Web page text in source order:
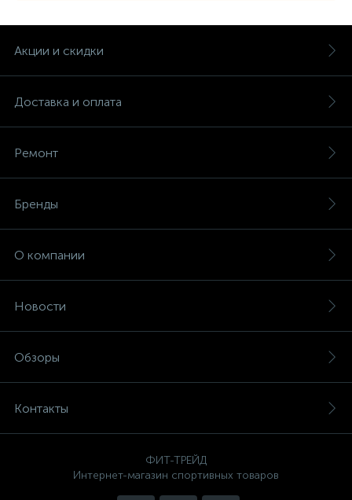
Акции и скидки
Доставка и оплата
Ремонт
Бренды
О компании
Новости
Обзоры
Контакты
ФИТ-ТРЕЙД
Интернет-магазин спортивных товаров